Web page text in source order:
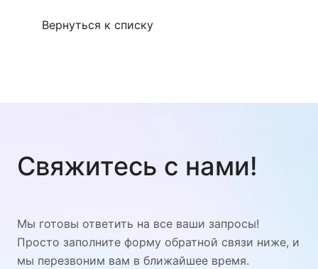
Вернуться к списку
Свяжитесь с нами!
Мы готовы ответить на все ваши запросы!
Просто заполните форму обратной связи ниже, и
мы перезвоним вам в ближайшее время.